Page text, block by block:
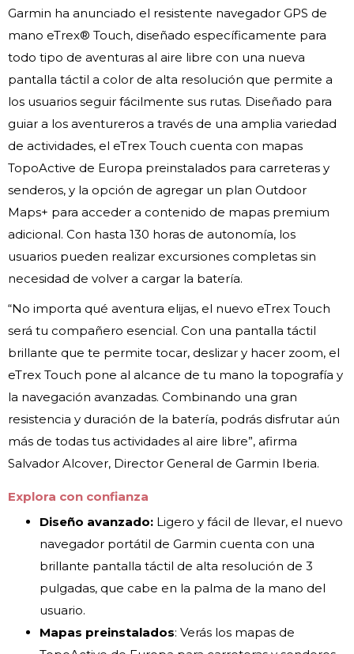
Garmin ha anunciado el resistente navegador GPS de
mano eTrex® Touch, ­diseñado específicamente para
todo tipo de aventuras al aire libre con una nueva
pantalla táctil a color de alta resolución que permite a
los usuarios seguir fácilmente sus rutas. Diseñado para
guiar a los aventureros a través de una amplia variedad
de actividades, el eTrex Touch cuenta con mapas
TopoActive de Europa preinstalados para carreteras y
senderos, y la opción de agregar un plan Outdoor
Maps+ para acceder a contenido de mapas premium
adicional. Con hasta 130 horas de autonomía, los
usuarios pueden realizar excursiones completas sin
necesidad de volver a cargar la batería.
“No importa qué aventura elijas, el nuevo eTrex Touch
será tu compañero esencial. Con una pantalla táctil
brillante que te permite tocar, deslizar y hacer zoom, el
eTrex Touch pone al alcance de tu mano la topografía y
la navegación avanzadas. Combinando una gran
resistencia y duración de la batería, podrás disfrutar aún
más de todas tus actividades al aire libre”, afirma
Salvador Alcover, Director General de Garmin Iberia.
Explora con confianza
Diseño avanzado: Ligero y fácil de llevar, el nuevo
navegador portátil de Garmin cuenta con una
brillante pantalla táctil de alta resolución de 3
pulgadas, que cabe en la palma de la mano del
usuario.
Mapas preinstalados: Verás los mapas de